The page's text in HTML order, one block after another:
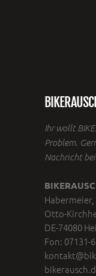
Ihr wollt
Problem.
Nachricht
Habermeier,
Otto-
DE-74080
Fon: 07131-